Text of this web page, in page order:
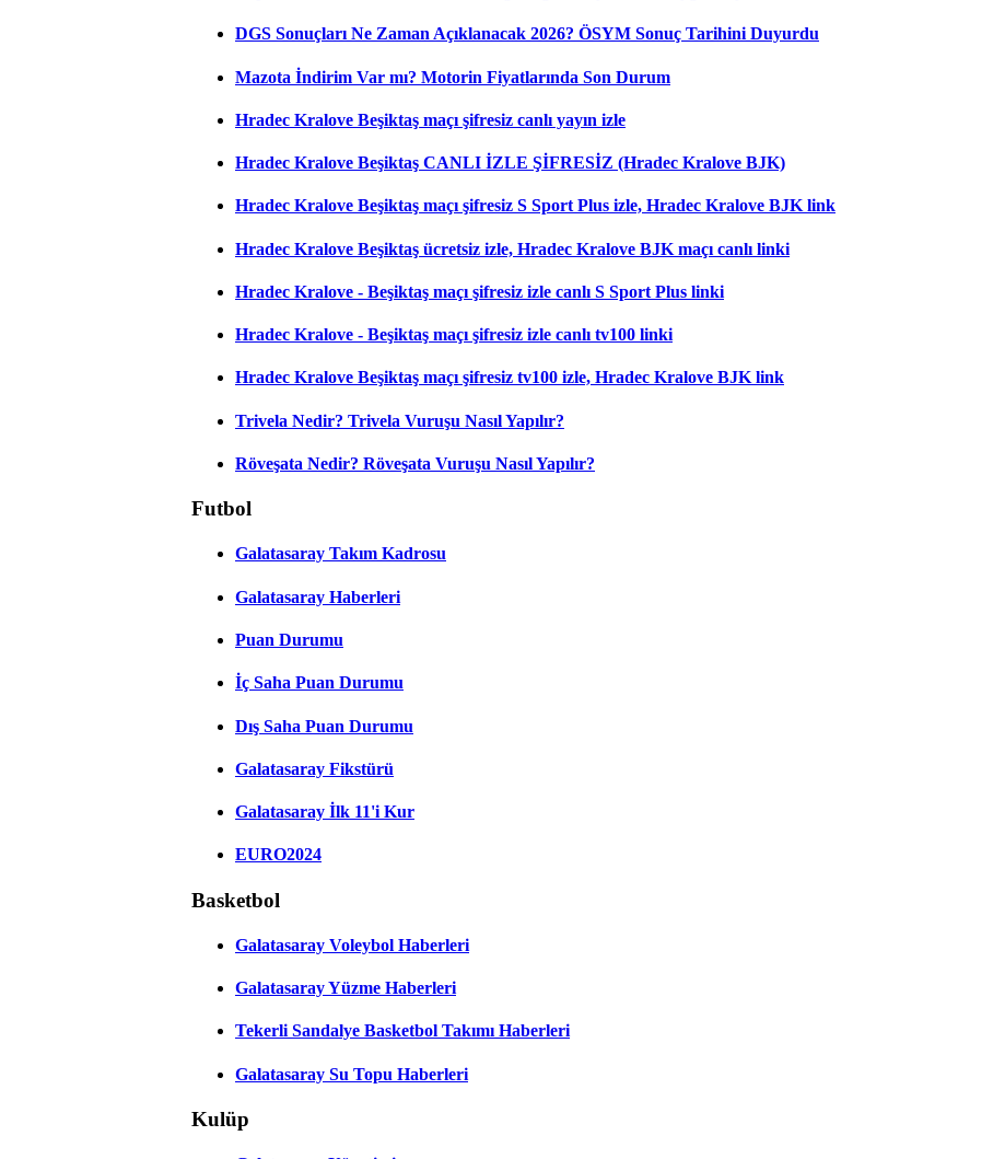
DGS Sonuçları Ne Zaman Açıklanacak 2026? ÖSYM Sonuç Tarihini Duyurdu
Mazota İndirim Var mı? Motorin Fiyatlarında Son Durum
Hradec Kralove Beşiktaş maçı şifresiz canlı yayın izle
Hradec Kralove Beşiktaş CANLI İZLE ŞİFRESİZ (Hradec Kralove BJK)
Hradec Kralove Beşiktaş maçı şifresiz S Sport Plus izle, Hradec Kralove BJK link
Hradec Kralove Beşiktaş ücretsiz izle, Hradec Kralove BJK maçı canlı linki
Hradec Kralove - Beşiktaş maçı şifresiz izle canlı S Sport Plus linki
Hradec Kralove - Beşiktaş maçı şifresiz izle canlı tv100 linki
Hradec Kralove Beşiktaş maçı şifresiz tv100 izle, Hradec Kralove BJK link
Trivela Nedir? Trivela Vuruşu Nasıl Yapılır?
Röveşata Nedir? Röveşata Vuruşu Nasıl Yapılır?
Futbol
Galatasaray Takım Kadrosu
Galatasaray Haberleri
Puan Durumu
İç Saha Puan Durumu
Dış Saha Puan Durumu
Galatasaray Fikstürü
Galatasaray İlk 11'i Kur
EURO2024
Basketbol
Galatasaray Voleybol Haberleri
Galatasaray Yüzme Haberleri
Tekerli Sandalye Basketbol Takımı Haberleri
Galatasaray Su Topu Haberleri
Kulüp